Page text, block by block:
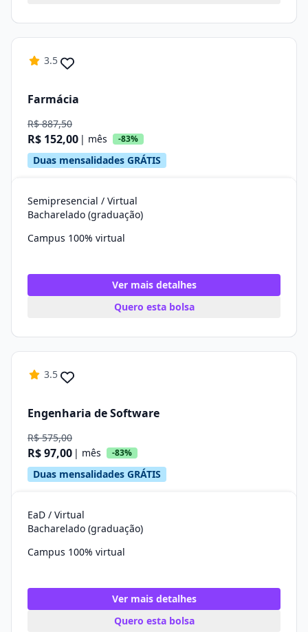
3.5
Farmácia
R$ 887,50
R$ 152,00 | mês -83%
Duas mensalidades GRÁTIS
Semipresencial / Virtual
Bacharelado (graduação)
Campus 100% virtual
Ver mais detalhes
Quero esta bolsa
3.5
Engenharia de Software
R$ 575,00
R$ 97,00 | mês -83%
Duas mensalidades GRÁTIS
EaD / Virtual
Bacharelado (graduação)
Campus 100% virtual
Ver mais detalhes
Quero esta bolsa